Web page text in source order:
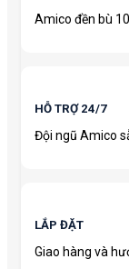
Amico đền bù
HỖ TRỢ 24/7
Đội ngũ Amico
LẮP ĐẶT
Giao hàng và